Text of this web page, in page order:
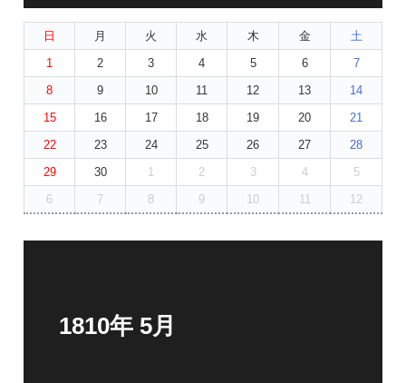
日 月 火 水 木 金
土
1
2 3 4 5 6
7
8
9 10 11 12 13
14
15
16 17 18 19 20
21
22
23 24 25 26 27
28
29
30 1 2 3 4
5
6
7 8 9 10 11 12
1810年 5月